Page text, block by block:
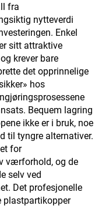
fra
nytteverdi
Enkel
sitt attraktive
krever bare
det opprinnelige
hos
Bequem lagring
ikke er i bruk, noe
til tyngre alternativer.
for
værforhold, og de
selv ved
Det profesjonelle
plastpartikopper